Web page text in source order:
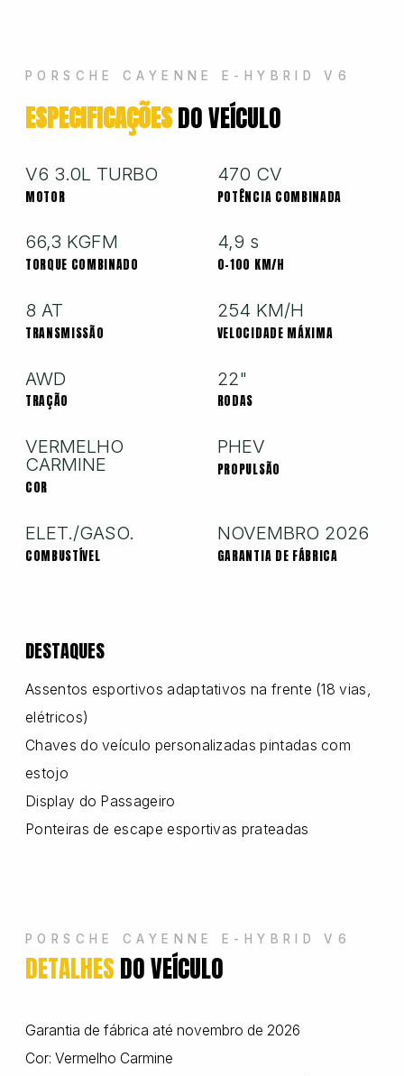
Jeep
Jetour
PORSCHE CAYENNE E-HYBRID V6
ESPECIFICAÇÕESDO VEÍCULO
V6 3.0L TURBO
MOTOR
470 CV
POTÊNCIA COMBINADA
66,3 KGFM
TORQUE COMBINADO
4,9 s
0-100 KM/H
8 AT
TRANSMISSÃO
254 KM/H
VELOCIDADE MÁXIMA
AWD
TRAÇÃO
22"
RODAS
VERMELHO
CARMINE
COR
PHEV
PROPULSÃO
ELET./GASO.
COMBUSTÍVEL
NOVEMBRO 2026
GARANTIA DE FÁBRICA
DESTAQUES
Assentos esportivos adaptativos na frente (18 vias,
elétricos)
Chaves do veículo personalizadas pintadas com
estojo
Display do Passageiro
Ponteiras de escape esportivas prateadas
PORSCHE CAYENNE E-HYBRID V6
DETALHESDO VEÍCULO
Garantia de fábrica até novembro de 2026
Cor: Vermelho Carmine